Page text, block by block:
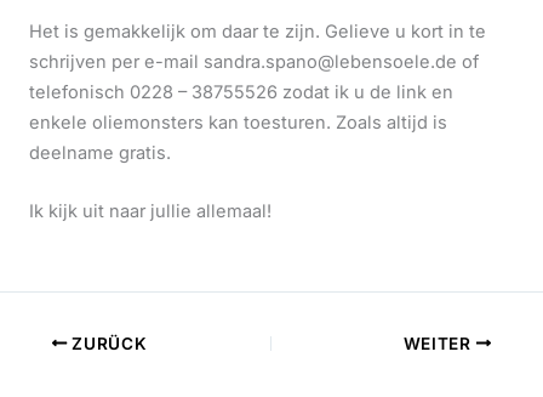
Het is gemakkelijk om daar te zijn. Gelieve u kort in te
schrijven per e-mail sandra.spano@lebensoele.de of
telefonisch 0228 – 38755526 zodat ik u de link en
enkele oliemonsters kan toesturen. Zoals altijd is
deelname gratis.
Ik kijk uit naar jullie allemaal!
ZURÜCK WEITER